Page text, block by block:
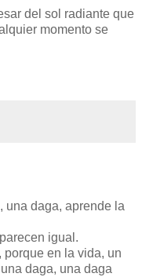
del sol radiante que
momento se
una daga, aprende la
igual.
en la vida, un
daga, una daga